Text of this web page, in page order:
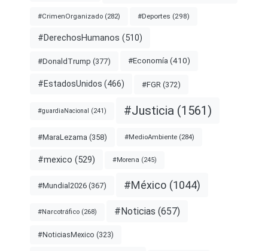
#CrimenOrganizado (282) #Deportes (298)
#DerechosHumanos (510)
#DonaldTrump (377) #Economía (410)
#EstadosUnidos (466) #FGR (372)
#guardiaNacional (241) #Justicia (1561)
#MaraLezama (358) #MedioAmbiente (284)
#mexico (529) #Morena (245)
#Mundial2026 (367) #México (1044)
#Narcotráfico (268) #Noticias (657)
#NoticiasMexico (323)